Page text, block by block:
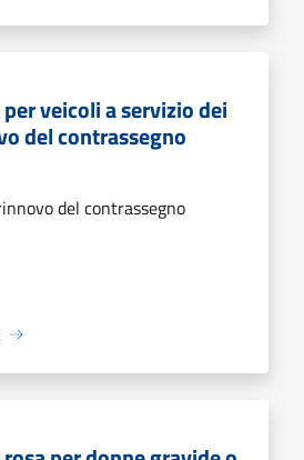
veicoli a servizio dei
del contrassegno
del contrassegno